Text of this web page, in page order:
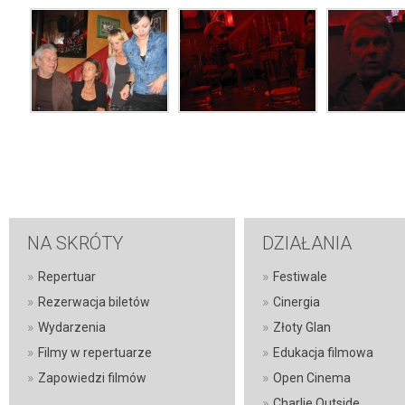
NA SKRÓTY
» Repertuar
» Rezerwacja biletów
» Wydarzenia
» Filmy w repertuarze
» Zapowiedzi filmów
DZIAŁANIA
» Festiwale
» Cinergia
» Złoty Glan
» Edukacja filmowa
» Open Cinema